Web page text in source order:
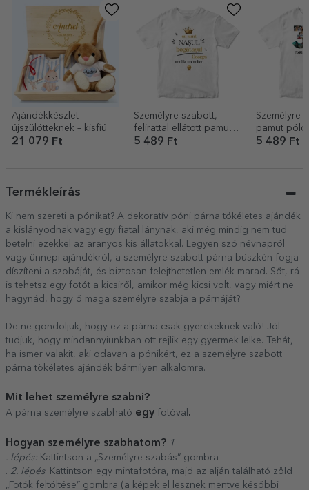
Ajándékkészlet
újszülötteknek – kisfiú
21 079 Ft
Személyre szabott,
felirattal ellátott pamut
póló – A gazdag orr
5 489 Ft
Személyre
pamut
és
5 489 Ft
Termékleírás
Ki nem szereti a pónikat? A dekoratív póni párna tökéletes ajándék
a kislányodnak vagy egy fiatal lánynak, aki még mindig nem tud
betelni ezekkel az aranyos kis állatokkal. Legyen szó névnapról
vagy ünnepi ajándékról, a személyre szabott párna büszkén fogja
díszíteni a szobáját, és biztosan felejthetetlen emlék marad. Sőt, rá
is tehetsz egy fotót a kicsiről, amikor még kicsi volt, vagy miért ne
hagynád, hogy ő maga személyre szabja a párnáját?
De ne gondoljuk, hogy ez a párna csak gyerekeknek való! Jól
tudjuk, hogy mindannyiunkban ott rejlik egy gyermek lelke. Tehát,
ha ismer valakit, aki odavan a pónikért, ez a személyre szabott
párna tökéletes ajándék bármilyen alkalomra.
Mit lehet személyre szabni?
A párna személyre szabható egy fotóval .
Hogyan személyre szabhatom? 1
. lépés: Kattintson a „Személyre szabás” gombra
. 2. lépés: Kattintson egy mintafotóra, majd az alján található zöld
„Fotók feltöltése” gombra (a képek el lesznek mentve későbbi